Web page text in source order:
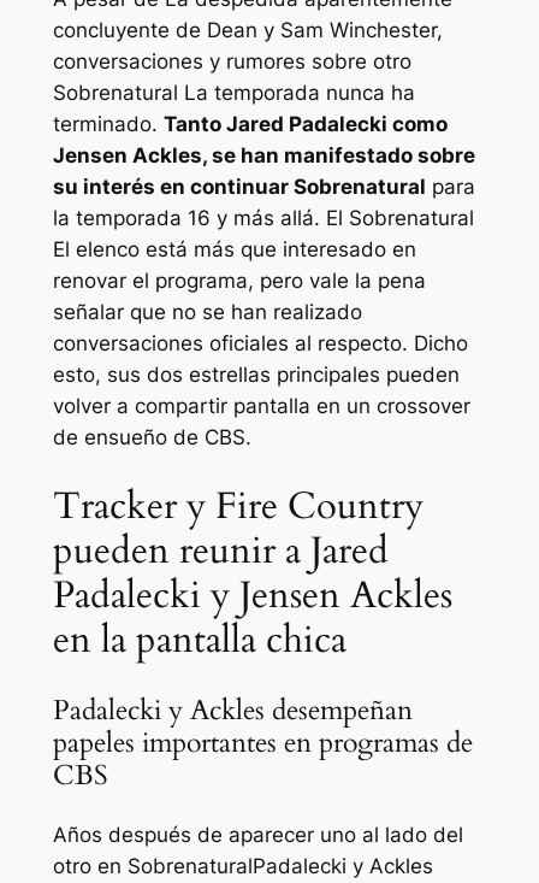
concluyente de Dean y Sam Winchester,
conversaciones y rumores sobre otro
Sobrenatural La temporada nunca ha
terminado. Tanto Jared Padalecki como
Jensen Ackles, se han manifestado sobre
su interés en continuar Sobrenatural para
la temporada 16 y más allá. El Sobrenatural
El elenco está más que interesado en
renovar el programa, pero vale la pena
señalar que no se han realizado
conversaciones oficiales al respecto. Dicho
esto, sus dos estrellas principales pueden
volver a compartir pantalla en un crossover
de ensueño de CBS.
Tracker y Fire Country
pueden reunir a Jared
Padalecki y Jensen Ackles
en la pantalla chica
Padalecki y Ackles desempeñan
papeles importantes en programas de
CBS
Años después de aparecer uno al lado del
otro en SobrenaturalPadalecki y Ackles